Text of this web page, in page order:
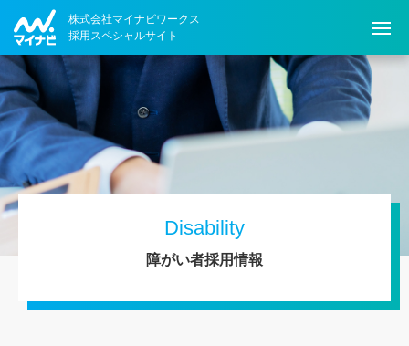
株式会社マイナビワークス
採用スペシャルサイト
会社を知る Company
人を知る Person
採用情報
Disability
障がい者採用情報